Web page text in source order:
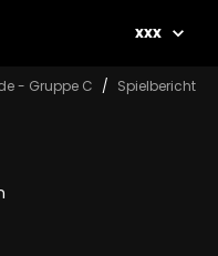
xxx
- Gruppe C Spielbericht